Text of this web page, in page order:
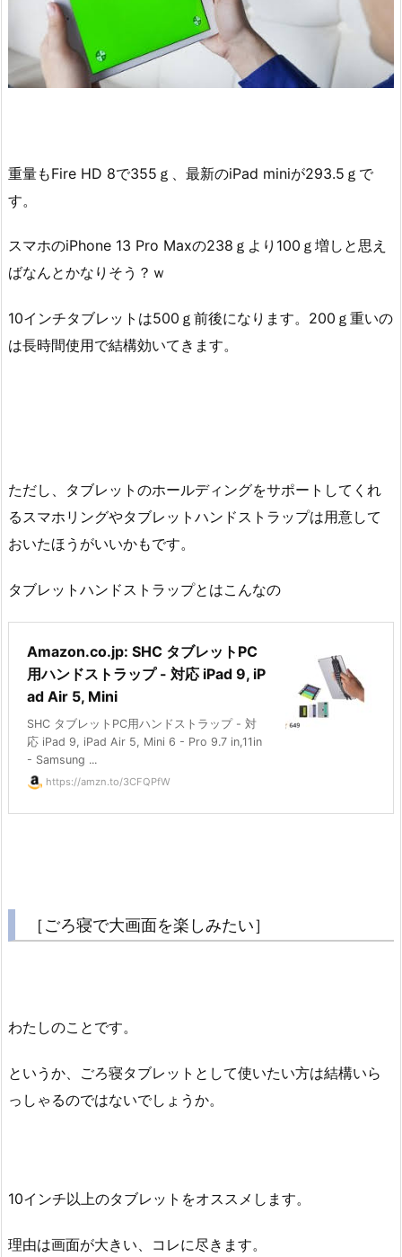
重量もFire HD 8で355ｇ、最新のiPad miniが293.5ｇで
す。
スマホのiPhone 13 Pro Maxの238ｇより100ｇ増しと思え
ばなんとかなりそう？ｗ
10インチタブレットは500ｇ前後になります。200ｇ重いの
は長時間使用で結構効いてきます。
ただし、タブレットのホールディングをサポートしてくれ
るスマホリングやタブレットハンドストラップは用意して
おいたほうがいいかもです。
タブレットハンドストラップとはこんなの
Amazon.co.jp: SHC タブレットPC
用ハンドストラップ - 対応 iPad 9, iP
ad Air 5, Mini
SHC タブレットPC用ハンドストラップ - 対
応 iPad 9, iPad Air 5, Mini 6 - Pro 9.7 in,11in
- Samsung ...
https://amzn.to/3CFQPfW
［ごろ寝で大画面を楽しみたい］
わたしのことです。
というか、ごろ寝タブレットとして使いたい方は結構いら
っしゃるのではないでしょうか。
10インチ以上のタブレットをオススメします。
理由は画面が大きい、コレに尽きます。